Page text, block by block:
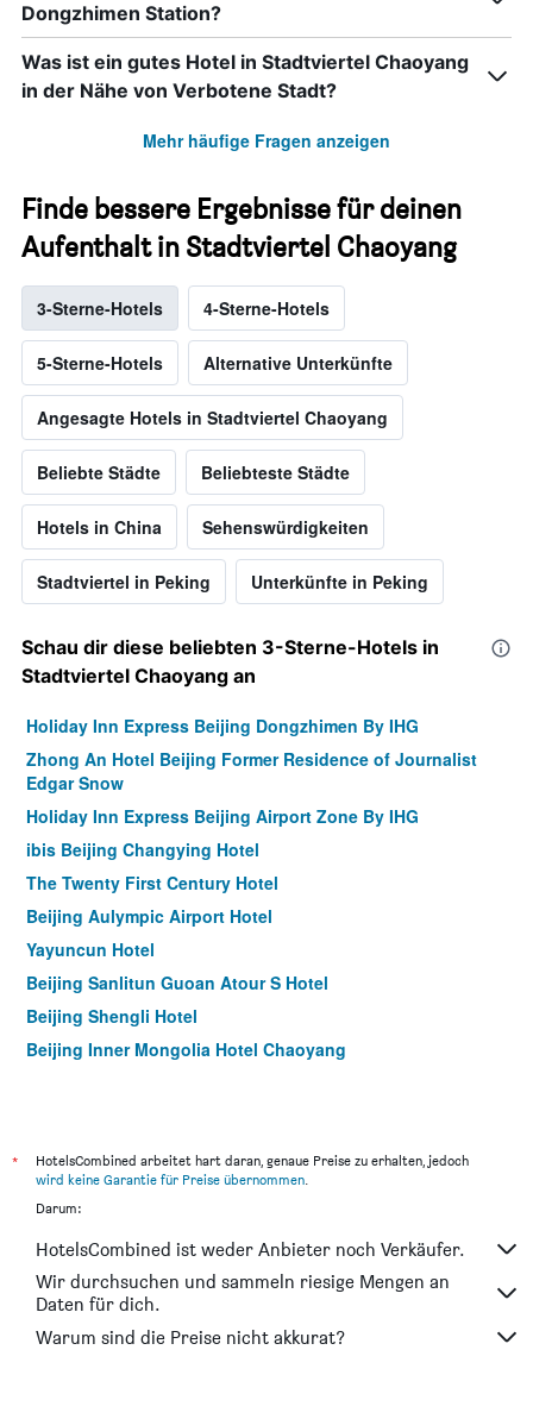
Dongzhimen Station?
Was ist ein gutes Hotel in Stadtviertel Chaoyang
in der Nähe von Verbotene Stadt?
Mehr häufige Fragen anzeigen
Finde bessere Ergebnisse für deinen
Aufenthalt in Stadtviertel Chaoyang
3-Sterne-Hotels 4-Sterne-Hotels
5-Sterne-Hotels Alternative Unterkünfte
Angesagte Hotels in Stadtviertel Chaoyang
Beliebte Städte Beliebteste Städte
Hotels in China Sehenswürdigkeiten
Stadtviertel in Peking Unterkünfte in Peking
Schau dir diese beliebten 3-Sterne-Hotels in
Stadtviertel Chaoyang an
Holiday Inn Express Beijing Dongzhimen By IHG
Zhong An Hotel Beijing Former Residence of Journalist
Edgar Snow
Holiday Inn Express Beijing Airport Zone By IHG
ibis Beijing Changying Hotel
The Twenty First Century Hotel
Beijing Aulympic Airport Hotel
Yayuncun Hotel
Beijing Sanlitun Guoan Atour S Hotel
Beijing Shengli Hotel
Beijing Inner Mongolia Hotel Chaoyang
*
HotelsCombined arbeitet hart daran, genaue Preise zu erhalten, jedoch
wird keine Garantie für Preise übernommen.
Darum:
HotelsCombined ist weder Anbieter noch Verkäufer.
Wir durchsuchen und sammeln riesige Mengen an
Daten für dich.
Warum sind die Preise nicht akkurat?